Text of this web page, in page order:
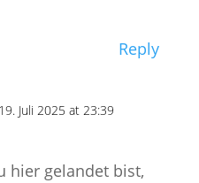
Reply
Juli 2025 at 23:39
hier gelandet bist,